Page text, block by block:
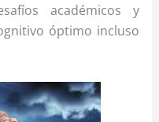
académicos y
óptimo incluso